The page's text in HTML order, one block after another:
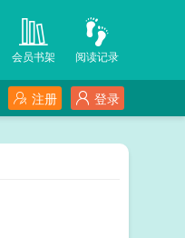
阅读记录
会员书架
登录
注册